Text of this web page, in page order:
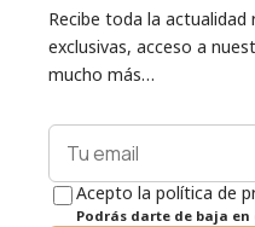
Recibe toda la actualidad
exclusivas, acceso a
mucho más…
Acepto la política de
Podrás darte de baja